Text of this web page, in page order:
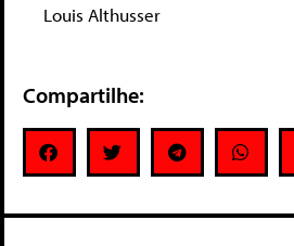
Louis Althusser
Compartilhe: